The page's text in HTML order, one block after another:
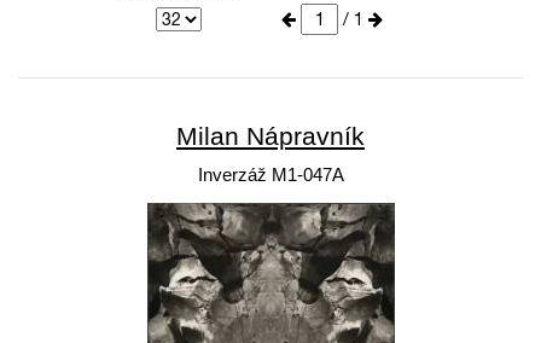
/ 1
Milan Nápravník
Inverzáž M1-047A